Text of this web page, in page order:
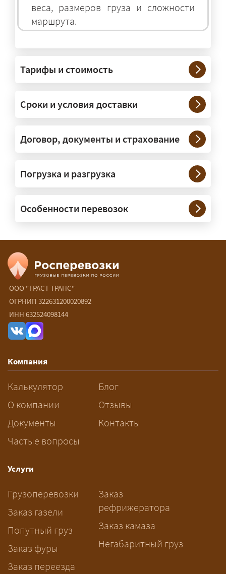
веса, размеров груза и сложности
маршрута.
— На тралах и низкорамниках —
платформах, рассчитанных на
крупногабаритную технику и
конструкции. Транспорт подбираем
под конкретные размеры и вес груза.
сопровождение?
организуем. Потребность в машинах
прикрытия зависит от габаритов
груза и маршрута; это определяется
Сколько стоит перевозка
негабарита?
— От 90 ₽/км. Точная стоимость
рассчитывается индивидуально:
влияют габариты и вес груза,
разрешений и машин
сопровождения.
За сколько дней заказывать
перевозку негабарита?
— Заранее: только оформление
рабочих дней. Оставьте заявку
заблаговременно — логист
рассчитает маршрут и запустит
подготовку документов.
Тарифы и стоимость
Сроки и условия доставки
Договор, документы и страхование
Погрузка и разгрузка
Особенности перевозок
ООО "ТРАСТ ТРАНС"
ОГРНИП 322631200020892
ИНН 632524098144
Компания
Калькулятор
О компании
Документы
Частые вопросы
Блог
Отзывы
Контакты
Услуги
Грузоперевозки
Заказ газели
Попутный груз
Заказ фуры
Заказ переезда
Заказ
рефрижератора
Заказ камаза
Негабаритный груз